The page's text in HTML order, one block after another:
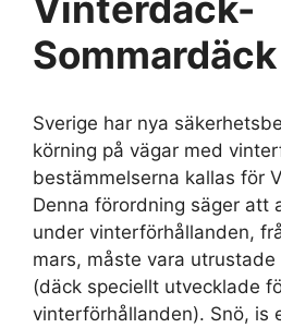
Sverige har nya
körning på vägar med
bestämmelserna kallas för
Denna förordning säger att
under vinterförhållanden,
mars, måste vara
(däck speciellt utvecklade
vinterförhållanden). Snö, is